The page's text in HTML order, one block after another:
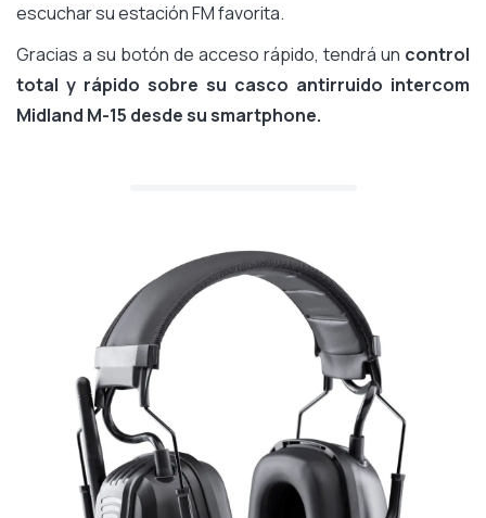
escuchar su estación FM favorita.
Gracias a su botón de acceso rápido, tendrá un control
total y rápido sobre su casco antirruido intercom
Midland M-15 desde su smartphone.